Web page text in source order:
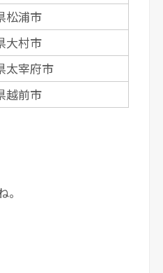
松浦市
大村市
太宰府市
越前市